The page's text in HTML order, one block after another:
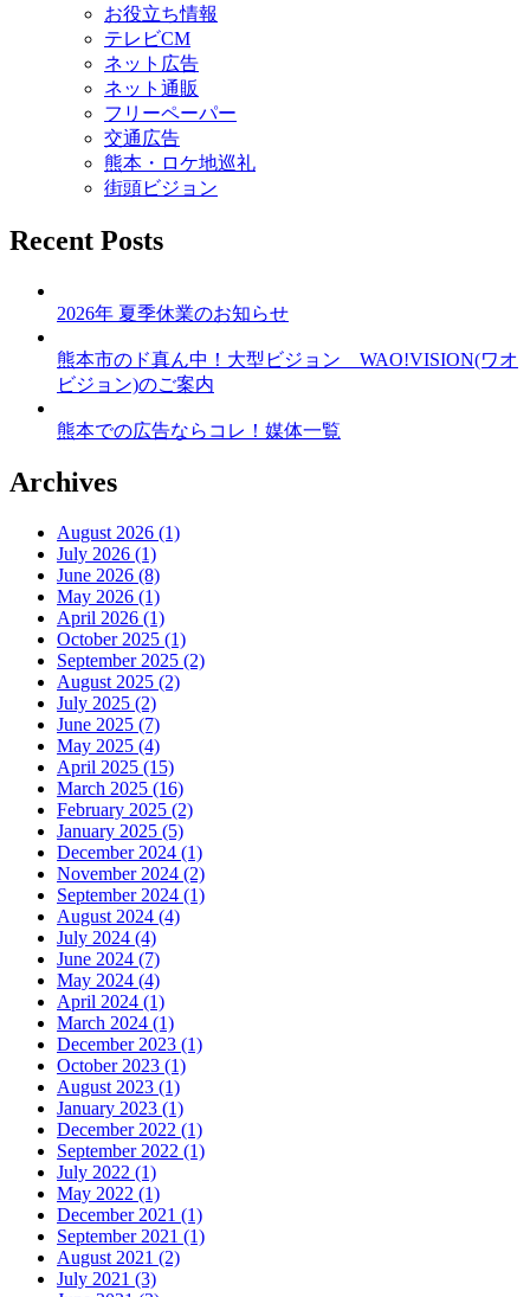
お役立ち情報
テレビCM
ネット広告
ネット通販
フリーペーパー
交通広告
熊本・ロケ地巡礼
街頭ビジョン
Recent Posts
2026年 夏季休業のお知らせ
熊本市のド真ん中！大型ビジョン WAO!VISION(ワオ
ビジョン)のご案内
熊本での広告ならコレ！媒体一覧
Archives
August 2026 (1)
July 2026 (1)
June 2026 (8)
May 2026 (1)
April 2026 (1)
October 2025 (1)
September 2025 (2)
August 2025 (2)
July 2025 (2)
June 2025 (7)
May 2025 (4)
April 2025 (15)
March 2025 (16)
February 2025 (2)
January 2025 (5)
December 2024 (1)
November 2024 (2)
September 2024 (1)
August 2024 (4)
July 2024 (4)
June 2024 (7)
May 2024 (4)
April 2024 (1)
March 2024 (1)
December 2023 (1)
October 2023 (1)
August 2023 (1)
January 2023 (1)
December 2022 (1)
September 2022 (1)
July 2022 (1)
May 2022 (1)
December 2021 (1)
September 2021 (1)
August 2021 (2)
July 2021 (3)